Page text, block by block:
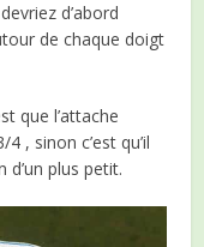
d’abord
de chaque doigt
que l’attache
, sinon c’est qu’il
plus petit.